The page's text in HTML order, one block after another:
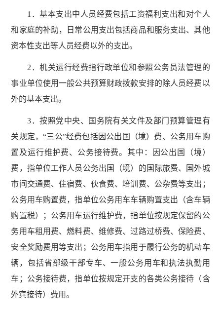
1．基本支出中人员经费包括工资福利支出和对个人
和家庭的补助，日常公用支出包括商品和服务支出、其他
资本性支出等人员经费以外的支出。
2．机关运行经费指行政单位和参照公务员法管理的
事业单位使用一般公共预算财政拨款安排的除人员经费以
外的基本支出。
3．按照党中央、国务院有关文件及部门预算管理有
关规定，“三公”经费包括因公出国（境）费、公务用车购
置及运行维护费、公务接待费。其中：因公出国（境）
费，指单位工作人员公务出国（境）的国际旅费、国外城
市间交通费、住宿费、伙食费、培训费、公杂费等支出；
公务用车购置费，指单位公务用车车辆购置支出（含车辆
购置税）；公务用车运行维护费，指单位按规定保留的公
务用车租用费、燃料费、维修费、过路过桥费、保险费、
安全奖励费用等支出；公务用车指用于履行公务的机动车
辆，包括省部级干部专车、一般公务用车和执法执勤用
车；公务接待费，指单位按规定开支的各类公务接待（含
外宾接待）费用。